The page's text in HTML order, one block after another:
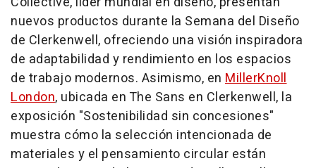
nuevos productos durante la Semana del Diseño
de Clerkenwell, ofreciendo una visión inspiradora
de adaptabilidad y rendimiento en los espacios
de trabajo modernos. Asimismo, en MillerKnoll
London, ubicada en The Sans en Clerkenwell, la
exposición "Sostenibilidad sin concesiones"
muestra cómo la selección intencionada de
materiales y el pensamiento circular están